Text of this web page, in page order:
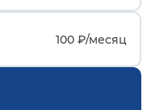
100 ₽/месяц